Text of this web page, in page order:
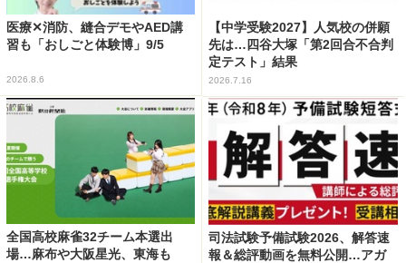
医療✕消防、縫合デモやAED講
習も「おしごと体験博」9/5
2026.8.6
【中学受験2027】人気校の併願
先は…四谷大塚「第2回合不合判
定テスト」結果
2026.7.16
全国高校麻雀32チーム本選出
場…麻布や大阪星光、東海も
司法試験予備試験2026、解答速
報＆総評動画を無料公開…アガ